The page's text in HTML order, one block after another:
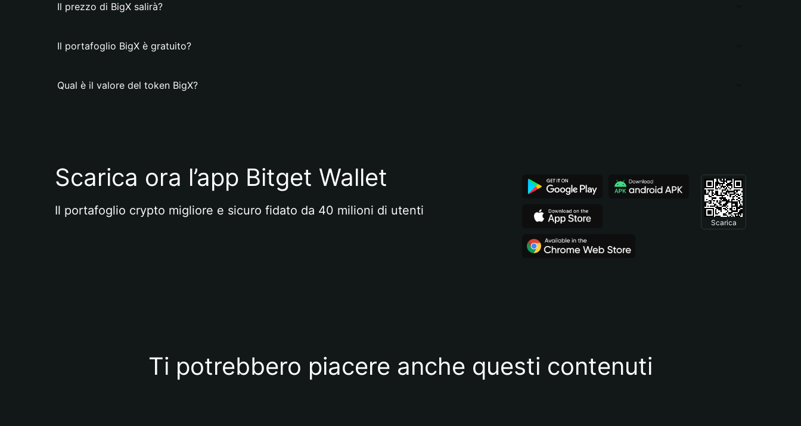
Il prezzo di BigX salirà?
Il portafoglio BigX è gratuito?
Qual è il valore del token BigX?
Scarica ora l’app Bitget Wallet
Il portafoglio crypto migliore e sicuro fidato da 40 milioni di utenti
Scarica
Ti potrebbero piacere anche questi contenuti